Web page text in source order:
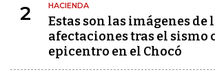
2 HACIENDA
Estas son las imágenes de
afectaciones tras el sismo
epicentro en el Chocó